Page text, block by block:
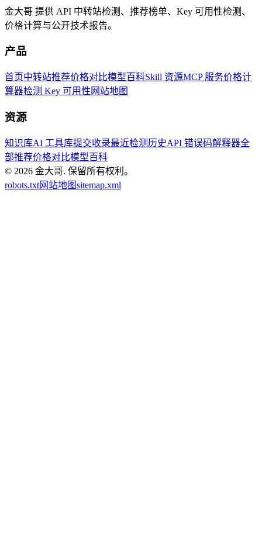
金大哥 提供 API 中转站检测、推荐榜单、Key 可用性检测、
价格计算与公开技术报告。
产品
首页中转站推荐价格对比模型百科Skill 资源MCP 服务价格计
算器检测 Key 可用性 网站地图
资源
知识库AI 工具库提交收录最近检测历史API 错误码解释器全
部推荐价格对比模型百科
© 2026 金大哥. 保留所有权利。
robots.txt网站地图sitemap.xml